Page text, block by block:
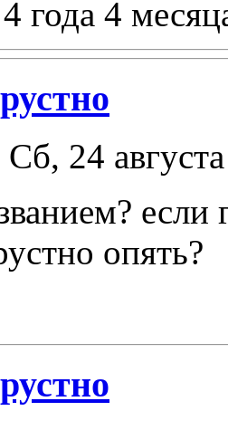
4 года 4
Сб, 24
если
опять?